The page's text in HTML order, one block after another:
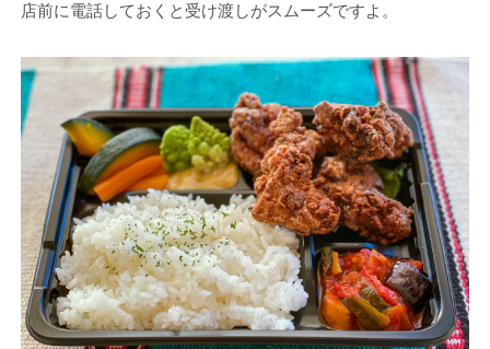
店前に電話しておくと受け渡しがスムーズですよ。